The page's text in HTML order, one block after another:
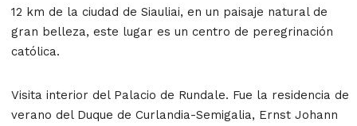
12 km de la ciudad de Siauliai, en un paisaje natural de
gran belleza, este lugar es un centro de peregrinación
católica.
Visita interior del Palacio de Rundale. Fue la residencia de
verano del Duque de Curlandia-Semigalia, Ernst Johann